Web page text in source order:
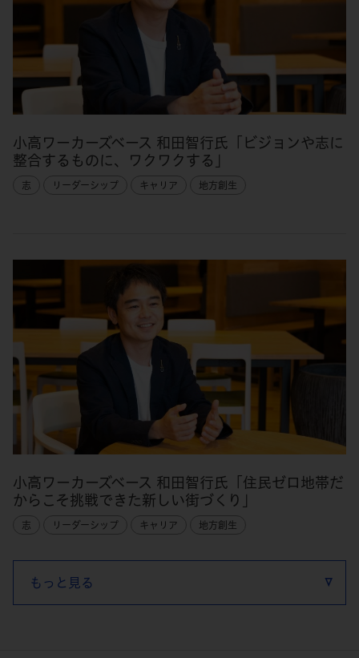
小高ワーカーズベース 和田智行氏「ビジョンや志に
整合するものに、ワクワクする」
志 リーダーシップ キャリア 地方創生
小高ワーカーズベース 和田智行氏「住民ゼロ地帯だ
からこそ挑戦できた新しい街づくり」
志 リーダーシップ キャリア 地方創生
もっと見る